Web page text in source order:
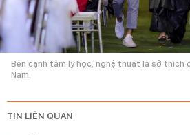
Bên cạnh tâm lý học, nghệ thuật là sở thích
Nam.
TIN LIÊN QUAN